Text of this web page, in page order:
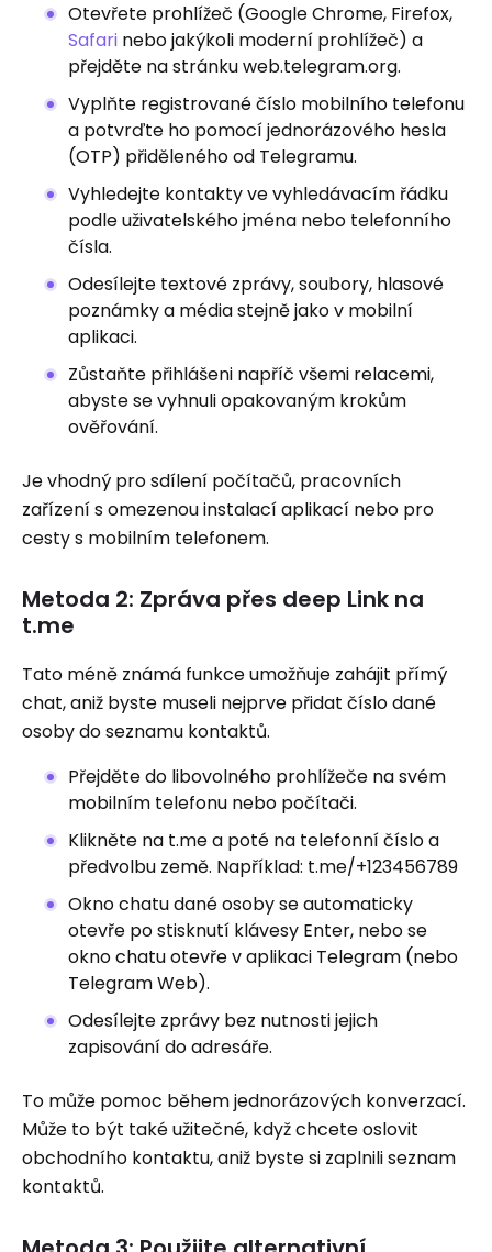
Otevřete prohlížeč (Google Chrome, Firefox,
Safari nebo jakýkoli moderní prohlížeč) a
přejděte na stránku web.telegram.org.
Vyplňte registrované číslo mobilního telefonu
a potvrďte ho pomocí jednorázového hesla
(OTP) přiděleného od Telegramu.
Vyhledejte kontakty ve vyhledávacím řádku
podle uživatelského jména nebo telefonního
čísla.
Odesílejte textové zprávy, soubory, hlasové
poznámky a média stejně jako v mobilní
aplikaci.
Zůstaňte přihlášeni napříč všemi relacemi,
abyste se vyhnuli opakovaným krokům
ověřování.
Je vhodný pro sdílení počítačů, pracovních
zařízení s omezenou instalací aplikací nebo pro
cesty s mobilním telefonem.
Metoda 2: Zpráva přes deep Link na
t.me
Tato méně známá funkce umožňuje zahájit přímý
chat, aniž byste museli nejprve přidat číslo dané
osoby do seznamu kontaktů.
Přejděte do libovolného prohlížeče na svém
mobilním telefonu nebo počítači.
Klikněte na t.me a poté na telefonní číslo a
předvolbu země. Například: t.me/+123456789
Okno chatu dané osoby se automaticky
otevře po stisknutí klávesy Enter, nebo se
okno chatu otevře v aplikaci Telegram (nebo
Telegram Web).
Odesílejte zprávy bez nutnosti jejich
zapisování do adresáře.
To může pomoc během jednorázových konverzací.
Může to být také užitečné, když chcete oslovit
obchodního kontaktu, aniž byste si zaplnili seznam
kontaktů.